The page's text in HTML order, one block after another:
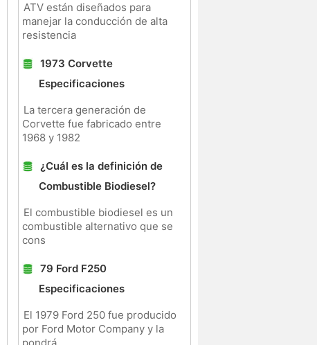
ATV están diseñados para
manejar la conducción de alta
resistencia
1973 Corvette
Especificaciones
La tercera generación de
Corvette fue fabricado entre
1968 y 1982
¿Cuál es la definición de
Combustible Biodiesel?
El combustible biodiesel es un
combustible alternativo que se
cons
79 Ford F250
Especificaciones
El 1979 Ford 250 fue producido
por Ford Motor Company y la